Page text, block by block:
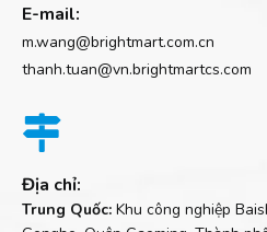
E-mail:
m.wang@brightmart.com.cn
thanh.tuan@vn.brightmartcs.com

Địa chỉ:
Trung Quốc: Khu công nghiệp